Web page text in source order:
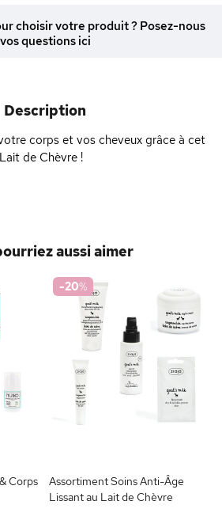
choisir votre produit ? Posez-nous
vos questions ici
Description
corps et vos cheveux grâce à cet
de Chèvre !
aussi aimer
Corps
-20%
Assortiment Soins Anti-Âge
Lissant au Lait de Chèvre